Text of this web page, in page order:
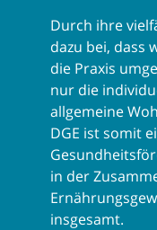
Durch ihre
dazu bei, dass
die Praxis
nur die
allgemeine
DGE ist somit
in der
insgesamt.